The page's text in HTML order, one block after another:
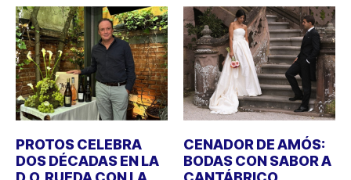
PROTOS CELEBRA
DOS DÉCADAS EN LA
CENADOR DE AMÓS:
BODAS CON SABOR A